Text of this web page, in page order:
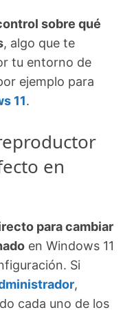
sobre qué
, algo que te
tu entorno de
ejemplo para
11.
en
para cambiar
en Windows 11
Si
,
cada uno de los